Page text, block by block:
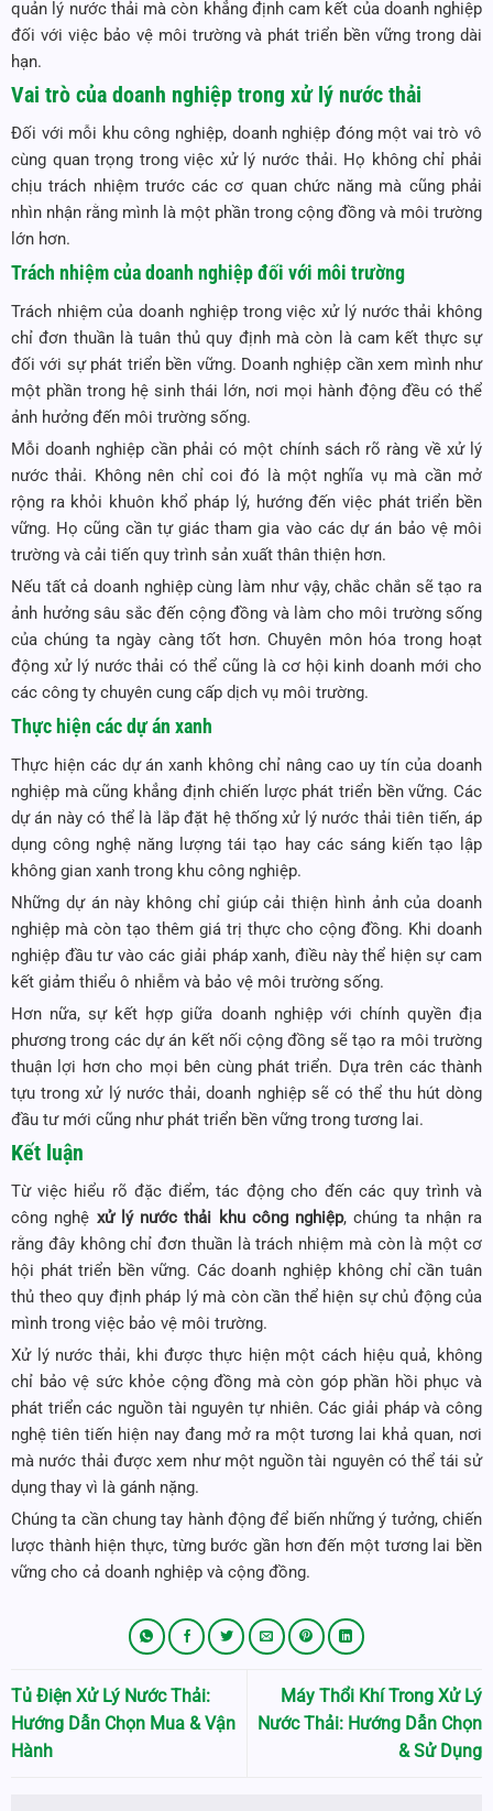
quản lý nước thải mà còn khẳng định cam kết của doanh nghiệp
đối với việc bảo vệ môi trường và phát triển bền vững trong dài
hạn.
Vai trò của doanh nghiệp trong xử lý nước thải
Đối với mỗi khu công nghiệp, doanh nghiệp đóng một vai trò vô
cùng quan trọng trong việc xử lý nước thải. Họ không chỉ phải
chịu trách nhiệm trước các cơ quan chức năng mà cũng phải
nhìn nhận rằng mình là một phần trong cộng đồng và môi trường
lớn hơn.
Trách nhiệm của doanh nghiệp đối với môi trường
Trách nhiệm của doanh nghiệp trong việc xử lý nước thải không
chỉ đơn thuần là tuân thủ quy định mà còn là cam kết thực sự
đối với sự phát triển bền vững. Doanh nghiệp cần xem mình như
một phần trong hệ sinh thái lớn, nơi mọi hành động đều có thể
ảnh hưởng đến môi trường sống.
Mỗi doanh nghiệp cần phải có một chính sách rõ ràng về xử lý
nước thải. Không nên chỉ coi đó là một nghĩa vụ mà cần mở
rộng ra khỏi khuôn khổ pháp lý, hướng đến việc phát triển bền
vững. Họ cũng cần tự giác tham gia vào các dự án bảo vệ môi
trường và cải tiến quy trình sản xuất thân thiện hơn.
Nếu tất cả doanh nghiệp cùng làm như vậy, chắc chắn sẽ tạo ra
ảnh hưởng sâu sắc đến cộng đồng và làm cho môi trường sống
của chúng ta ngày càng tốt hơn. Chuyên môn hóa trong hoạt
động xử lý nước thải có thể cũng là cơ hội kinh doanh mới cho
các công ty chuyên cung cấp dịch vụ môi trường.
Thực hiện các dự án xanh
Thực hiện các dự án xanh không chỉ nâng cao uy tín của doanh
nghiệp mà cũng khẳng định chiến lược phát triển bền vững. Các
dự án này có thể là lắp đặt hệ thống xử lý nước thải tiên tiến, áp
dụng công nghệ năng lượng tái tạo hay các sáng kiến tạo lập
không gian xanh trong khu công nghiệp.
Những dự án này không chỉ giúp cải thiện hình ảnh của doanh
nghiệp mà còn tạo thêm giá trị thực cho cộng đồng. Khi doanh
nghiệp đầu tư vào các giải pháp xanh, điều này thể hiện sự cam
kết giảm thiểu ô nhiễm và bảo vệ môi trường sống.
Hơn nữa, sự kết hợp giữa doanh nghiệp với chính quyền địa
phương trong các dự án kết nối cộng đồng sẽ tạo ra môi trường
thuận lợi hơn cho mọi bên cùng phát triển. Dựa trên các thành
tựu trong xử lý nước thải, doanh nghiệp sẽ có thể thu hút dòng
đầu tư mới cũng như phát triển bền vững trong tương lai.
Kết luận
Từ việc hiểu rõ đặc điểm, tác động cho đến các quy trình và
công nghệ xử lý nước thải khu công nghiệp, chúng ta nhận ra
rằng đây không chỉ đơn thuần là trách nhiệm mà còn là một cơ
hội phát triển bền vững. Các doanh nghiệp không chỉ cần tuân
thủ theo quy định pháp lý mà còn cần thể hiện sự chủ động của
mình trong việc bảo vệ môi trường.
Xử lý nước thải, khi được thực hiện một cách hiệu quả, không
chỉ bảo vệ sức khỏe cộng đồng mà còn góp phần hồi phục và
phát triển các nguồn tài nguyên tự nhiên. Các giải pháp và công
nghệ tiên tiến hiện nay đang mở ra một tương lai khả quan, nơi
mà nước thải được xem như một nguồn tài nguyên có thể tái sử
dụng thay vì là gánh nặng.
Chúng ta cần chung tay hành động để biến những ý tưởng, chiến
lược thành hiện thực, từng bước gần hơn đến một tương lai bền
vững cho cả doanh nghiệp và cộng đồng.
Tủ Điện Xử Lý Nước Thải:
Hướng Dẫn Chọn Mua & Vận
Hành
Máy Thổi Khí Trong Xử Lý
Nước Thải: Hướng Dẫn Chọn
& Sử Dụng